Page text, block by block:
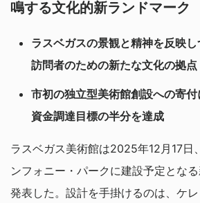
鳴する文化的新ランドマーク
ラスベガスの景観と精神を反映
訪問者のための新たな文化の拠点
市初の独立型美術館創設への寄
資金調達目標の半分を達成
ラスベガス美術館は2025年12月17日
ンフォニー・パークに建設予定とな
発表した。設計を手掛けるのは、ケ